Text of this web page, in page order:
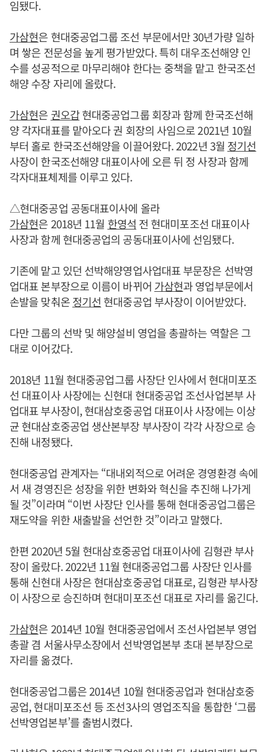
임됐다.
가삼현은 현대중공업그룹 조선 부문에서만 30년가량 일하
며 쌓은 전문성을 높게 평가받았다. 특히 대우조선해양 인
수를 성공적으로 마무리해야 한다는 중책을 맡고 한국조선
해양 수장 자리에 올랐다.
가삼현은 권오갑현대중공업그룹 회장과 함께 한국조선해
양 각자대표를 맡아오다 권 회장의 사임으로 2021년 10월
부터 홀로 한국조선해양을 이끌어왔다. 2022년 3월 정기선
사장이 한국조선해양 대표이사에 오른 뒤 정 사장과 함께
각자대표체제를 이루고 있다.
△현대중공업 공동대표이사에 올라
가삼현은 2018년 11월 한영석 전 현대미포조선 대표이사
사장과 함께 현대중공업의 공동대표이사에 선임됐다.
기존에 맡고 있던 선박해양영업사업대표 부문장은 선박영
업대표 본부장으로 이름이 바뀌어 가삼현과 영업부문에서
손발을 맞춰온정기선 현대중공업 부사장이 이어받았다.
다만 그룹의 선박 및 해양설비 영업을 총괄하는 역할은 그
대로 이어갔다.
2018년 11월 현대중공업그룹 사장단 인사에서 현대미포조
선 대표이사 사장에는 신현대 현대중공업 조선사업본부 사
업대표 부사장이, 현대삼호중공업 대표이사 사장에는 이상
균 현대삼호중공업 생산본부장 부사장이 각각 사장으로 승
진해 내정됐다.
현대중공업 관계자는 “대내외적으로 어려운 경영환경 속에
서 새 경영진은 성장을 위한 변화와 혁신을 추진해 나가게
될 것”이라며 “이번 사장단 인사를 통해 현대중공업그룹은
재도약을 위한 새출발을 선언한 것”이라고 말했다.
한편 2020년 5월 현대삼호중공업 대표이사에 김형관 부사
장이 올랐다. 2022년 11월 현대중공업그룹 사장단 인사를
통해 신현대 사장은 현대삼호중공업 대표로, 김형관 부사장
이 사장으로 승진하며 현대미포조선 대표로 자리를 옮긴다.
가삼현은 2014년 10월 현대중공업에서 조선사업본부 영업
총괄 겸 서울사무소장에서 선박영업본부 초대 본부장으로
자리를 옮겼다.
현대중공업그룹은 2014년 10월 현대중공업과 현대삼호중
공업, 현대미포조선 등 조선3사의 영업조직을 통합한 ‘그룹
선박영업본부’를 출범시켰다.